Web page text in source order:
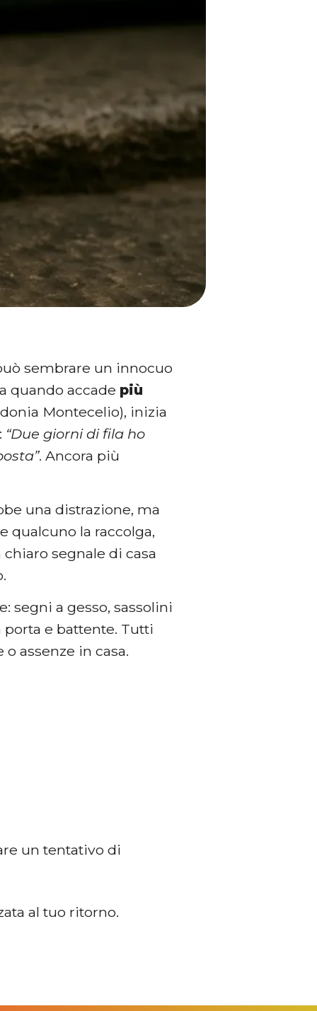
sembrare un innocuo
quando accade più
Montecelio), inizia
“Due giorni di fila ho
. Ancora più
una distrazione, ma
qualcuno la raccolga,
segnale di casa
segni a gesso, sassolini
e battente. Tutti
assenze in casa.
un tentativo di
al tuo ritorno.